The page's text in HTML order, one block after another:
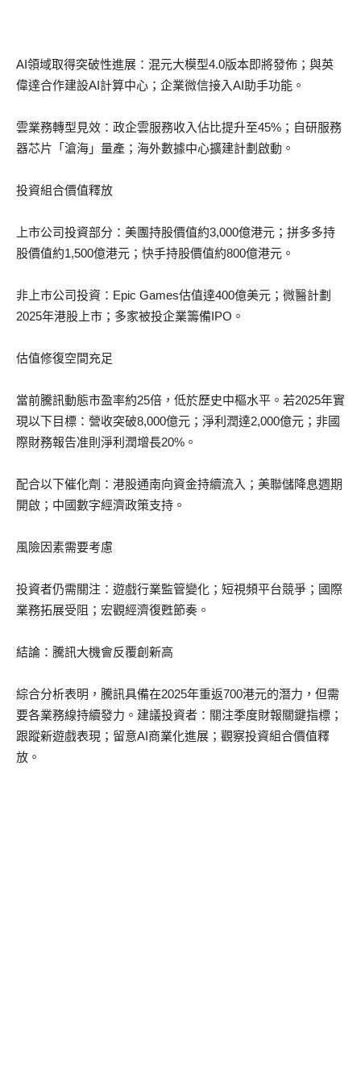
AI領域取得突破性進展：混元大模型4.0版本即將發佈；與英
偉達合作建設AI計算中心；企業微信接入AI助手功能。
雲業務轉型見效：政企雲服務收入佔比提升至45%；自研服務
器芯片「滄海」量產；海外數據中心擴建計劃啟動。
投資組合價值釋放
上市公司投資部分：美團持股價值約3,000億港元；拼多多持
股價值約1,500億港元；快手持股價值約800億港元。
非上市公司投資：Epic Games估值達400億美元；微醫計劃
2025年港股上市；多家被投企業籌備IPO。
估值修復空間充足
當前騰訊動態市盈率約25倍，低於歷史中樞水平。若2025年實
現以下目標：營收突破8,000億元；淨利潤達2,000億元；非國
際財務報告准則淨利潤增長20%。
配合以下催化劑：港股通南向資金持續流入；美聯儲降息週期
開啟；中國數字經濟政策支持。
風險因素需要考慮
投資者仍需關注：遊戲行業監管變化；短視頻平台競爭；國際
業務拓展受阻；宏觀經濟復甦節奏。
結論：騰訊大機會反覆創新高
綜合分析表明，騰訊具備在2025年重返700港元的潛力，但需
要各業務線持續發力。建議投資者：關注季度財報關鍵指標；
跟蹤新遊戲表現；留意AI商業化進展；觀察投資組合價值釋
放。